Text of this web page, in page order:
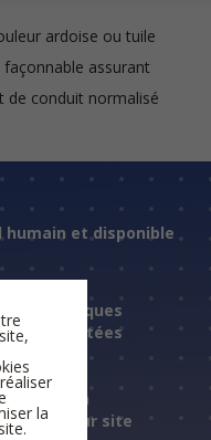
ardoise ou tuile
assurant
de conduit normalisé
humain et disponible
techniques
et un
sur site
la